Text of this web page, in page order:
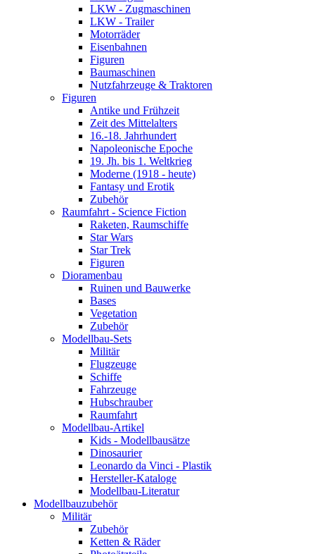
LKW - Zugmaschinen
LKW - Trailer
Motorräder
Eisenbahnen
Figuren
Baumaschinen
Nutzfahrzeuge & Traktoren
Figuren
Antike und Frühzeit
Zeit des Mittelalters
16.-18. Jahrhundert
Napoleonische Epoche
19. Jh. bis 1. Weltkrieg
Moderne (1918 - heute)
Fantasy und Erotik
Zubehör
Raumfahrt - Science Fiction
Raketen, Raumschiffe
Star Wars
Star Trek
Figuren
Dioramenbau
Ruinen und Bauwerke
Bases
Vegetation
Zubehör
Modellbau-Sets
Militär
Flugzeuge
Schiffe
Fahrzeuge
Hubschrauber
Raumfahrt
Modellbau-Artikel
Kids - Modellbausätze
Dinosaurier
Leonardo da Vinci - Plastik
Hersteller-Kataloge
Modellbau-Literatur
Modellbauzubehör
Militär
Zubehör
Ketten & Räder